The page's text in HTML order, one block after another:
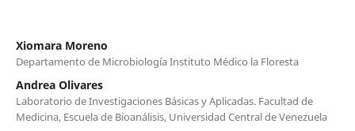
Xiomara Moreno
Departamento de Microbiología Instituto Médico la Floresta
Andrea Olivares
Laboratorio de Investigaciones Básicas y Aplicadas. Facultad de
Medicina, Escuela de Bioanálisis, Universidad Central de Venezuela